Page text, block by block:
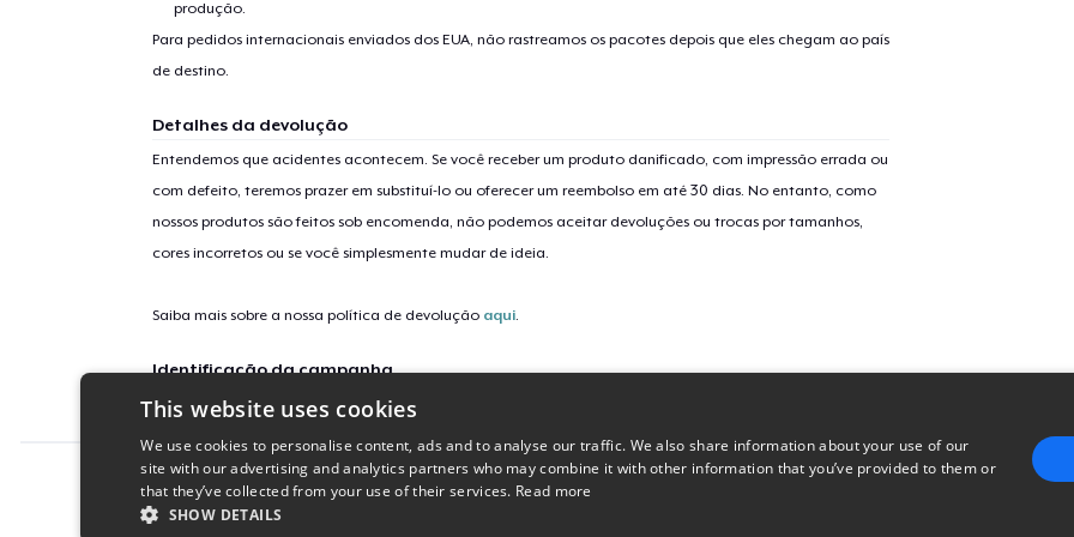
produção.
Para pedidos internacionais enviados dos EUA, não rastreamos os pacotes depois que eles chegam ao país
de destino.
Detalhes da devolução
Entendemos que acidentes acontecem. Se você receber um produto danificado, com impressão errada ou
com defeito, teremos prazer em substituí-lo ou oferecer um reembolso em até 30 dias. No entanto, como
nossos produtos são feitos sob encomenda, não podemos aceitar devoluções ou trocas por tamanhos,
cores incorretos ou se você simplesmente mudar de ideia.
Saiba mais sobre a nossa política de devolução aqui.
Identificação da campanha
reef-diver-vertical-flag
Report this product
US$ 15,00
This website uses cookies
We use cookies to personalise content, ads and to analyse our traffic. We also share information about your use of our
site with our advertising and analytics partners who may combine it with other information that you’ve provided to them or
that they’ve collected from your use of their services. Read more
SHOW DETAILS